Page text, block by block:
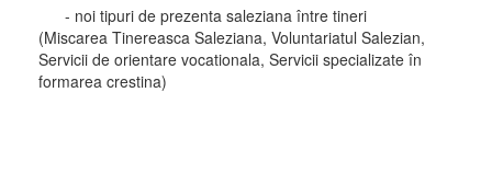
- noi tipuri de prezenta saleziana între tineri
(Miscarea Tinereasca Saleziana, Voluntariatul Salezian,
Servicii de orientare vocationala, Servicii specializate în
formarea crestina)